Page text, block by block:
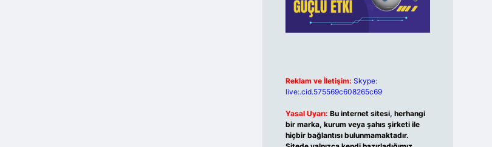
Reklam ve İletişim: Skype:
live:.cid.575569c608265c69
Yasal Uyarı: Bu internet sitesi, herhangi
bir marka, kurum veya şahıs şirketi ile
hiçbir bağlantısı bulunmamaktadır.